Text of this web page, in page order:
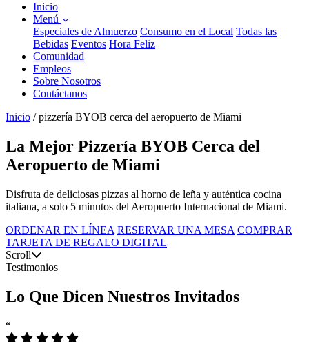
Inicio
Menú
Especiales de Almuerzo Consumo en el Local Todas las
Bebidas Eventos Hora Feliz
Comunidad
Empleos
Sobre Nosotros
Contáctanos
Inicio / pizzería BYOB cerca del aeropuerto de Miami
La Mejor Pizzería BYOB Cerca del
Aeropuerto de Miami
Disfruta de deliciosas pizzas al horno de leña y auténtica cocina
italiana, a solo 5 minutos del Aeropuerto Internacional de Miami.
ORDENAR EN LÍNEA RESERVAR UNA MESA COMPRAR
TARJETA DE REGALO DIGITAL
Scroll
Testimonios
Lo Que Dicen Nuestros Invitados
“